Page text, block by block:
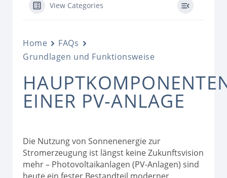
View Categories
Home
FAQs
Grundlagen und Funktionsweise
EINER PV-ANLAGE
Die Nutzung von Sonnenenergie zur
Stromerzeugung ist längst keine Zukunftsvision
mehr – Photovoltaikanlagen (PV-Anlagen) sind